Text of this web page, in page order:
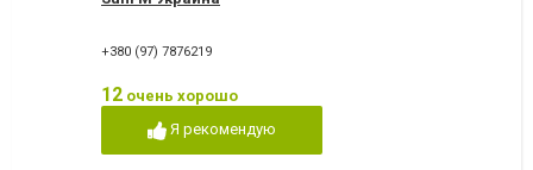
+380 (97) 7876219
12 очень хорошо
Я рекомендую